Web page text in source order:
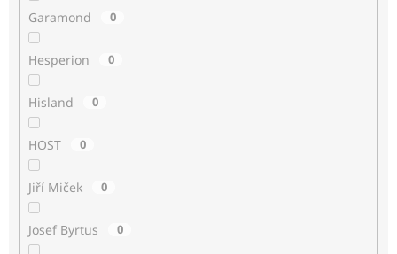
Garamond 0
Hesperion 0
Hisland 0
HOST 0
Jiří Miček 0
Josef Byrtus 0